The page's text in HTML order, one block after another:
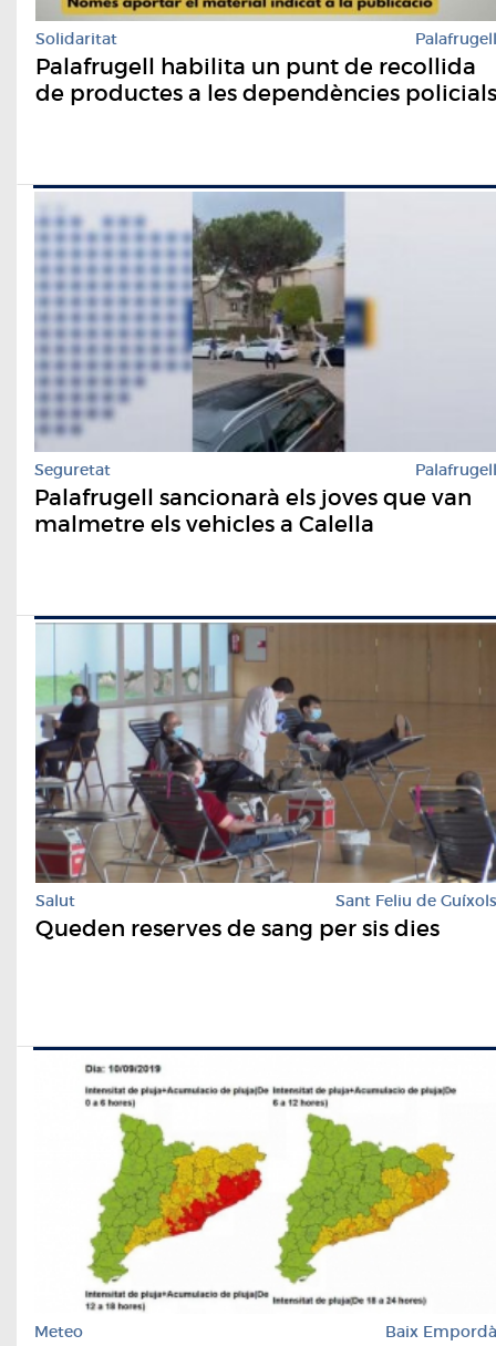
Solidaritat Palafrugell
Palafrugell habilita un punt de recollida
de productes a les dependències policials
Seguretat Palafrugell
Palafrugell sancionarà els joves que van
malmetre els vehicles a Calella
Salut Sant Feliu de Guíxols
Queden reserves de sang per sis dies
Meteo Baix Empordà